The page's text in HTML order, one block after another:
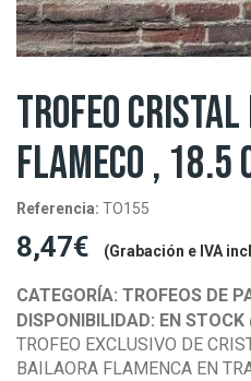
TROFEO
FLAMECO , 18.5
Referencia: TO155
8,47€ (Grabación e IVA
CATEGORÍA: TROFEOS DE
DISPONIBILIDAD: EN STOCK
TROFEO EXCLUSIVO DE
BAILAORA FLAMENCA EN